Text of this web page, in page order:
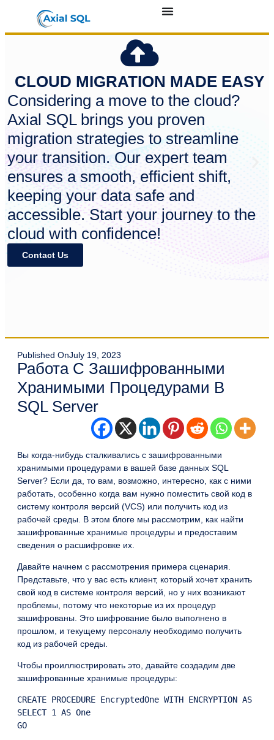
CLOUD MIGRATION MADE EASY
Considering a move to the cloud?
Axial SQL brings you proven
migration strategies to streamline
your transition. Our expert team
ensures a smooth, efficient shift,
keeping your data safe and
accessible. Start your journey to the
cloud with confidence!
Contact Us
Published OnJuly 19, 2023
Работа С Зашифрованными
Хранимыми Процедурами В
SQL Server
Вы когда-нибудь сталкивались с зашифрованными
хранимыми процедурами в вашей базе данных SQL
Server? Если да, то вам, возможно, интересно, как с ними
работать, особенно когда вам нужно поместить свой код в
систему контроля версий (VCS) или получить код из
рабочей среды. В этом блоге мы рассмотрим, как найти
зашифрованные хранимые процедуры и предоставим
сведения о расшифровке их.
Давайте начнем с рассмотрения примера сценария.
Представьте, что у вас есть клиент, который хочет хранить
свой код в системе контроля версий, но у них возникают
проблемы, потому что некоторые из их процедур
зашифрованы. Это шифрование было выполнено в
прошлом, и текущему персоналу необходимо получить
код из рабочей среды.
Чтобы проиллюстрировать это, давайте создадим две
зашифрованные хранимые процедуры:
CREATE PROCEDURE EncryptedOne WITH ENCRYPTION AS
SELECT 1 AS One
GO